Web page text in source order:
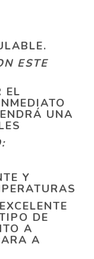
ESTE
EL
UNA
Y
DE
A
A